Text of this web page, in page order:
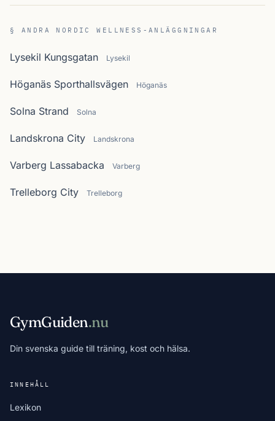
§ ANDRA NORDIC WELLNESS-ANLÄGGNINGAR
Lysekil Kungsgatan Lysekil
Höganäs Sporthallsvägen Höganäs
Solna Strand Solna
Landskrona City Landskrona
Varberg Lassabacka Varberg
Trelleborg City Trelleborg
GymGuiden.nu
Din svenska guide till träning, kost och hälsa.
INNEHÅLL
Lexikon